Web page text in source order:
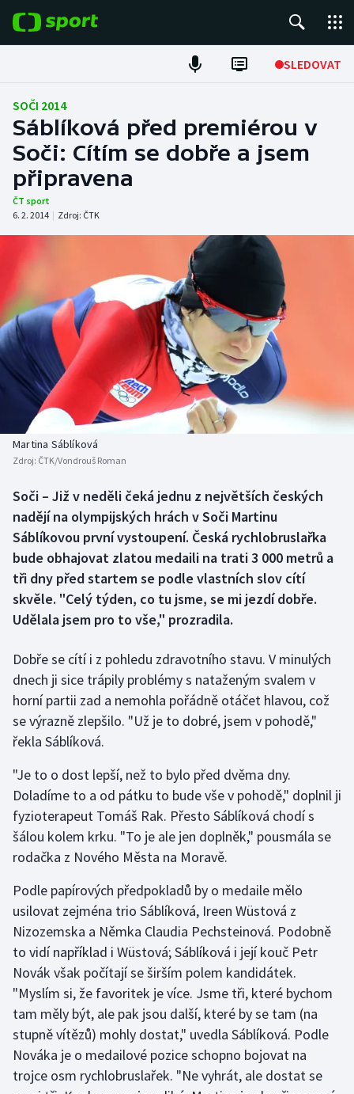
SLEDOVAT
Fotbal
Hokej
Tenis
Atletika
Cyklistika
DALŠÍ SPORTY
Americký fotbal
Baseball a softbal
Basketbal
Biatlon
Box
Curling
Dostihy
Florbal
Golf
Gymnastika
Házená
Jezdectví
Judo
Krasobruslení
Lezení
Lyže a snowboard
Moderní pětiboj
Motorsport
Olympijské hry
NEPŘEHLÉDNĚTE
Soutěže
Historické návraty
Aplikace ČT sport
SOČI 2014
Sáblíková před premiérou v
Soči: Cítím se dobře a jsem
připravena
ČT sport
6. 2. 2014 | Zdroj: ČTK
Martina Sáblíková
Zdroj: ČTK/Vondrouš Roman
Soči – Již v neděli čeká jednu z největších českých
nadějí na olympijských hrách v Soči Martinu
Sáblíkovou první vystoupení. Česká rychlobruslařka
bude obhajovat zlatou medaili na trati 3 000 metrů a
tři dny před startem se podle vlastních slov cítí
skvěle. "Celý týden, co tu jsme, se mi jezdí dobře.
Udělala jsem pro to vše," prozradila.
Dobře se cítí i z pohledu zdravotního stavu. V minulých
dnech ji sice trápily problémy s nataženým svalem v
horní partii zad a nemohla pořádně otáčet hlavou, což
se výrazně zlepšilo. "Už je to dobré, jsem v pohodě,"
řekla Sáblíková.
"Je to o dost lepší, než to bylo před dvěma dny.
Doladíme to a od pátku to bude vše v pohodě," doplnil ji
fyzioterapeut Tomáš Rak. Přesto Sáblíková chodí s
šálou kolem krku. "To je ale jen doplněk," pousmála se
rodačka z Nového Města na Moravě.
Podle papírových předpokladů by o medaile mělo
usilovat zejména trio Sáblíková, Ireen Wüstová z
Nizozemska a Němka Claudia Pechsteinová. Podobně
to vidí například i Wüstová; Sáblíková i její kouč Petr
Novák však počítají se širším polem kandidátek.
"Myslím si, že favoritek je více. Jsme tři, které bychom
tam měly být, ale pak jsou další, které by se tam (na
stupně vítězů) mohly dostat," uvedla Sáblíková. Podle
Nováka je o medailové pozice schopno bojovat na
trojce osm rychlobruslařek. "Ne vyhrát, ale dostat se